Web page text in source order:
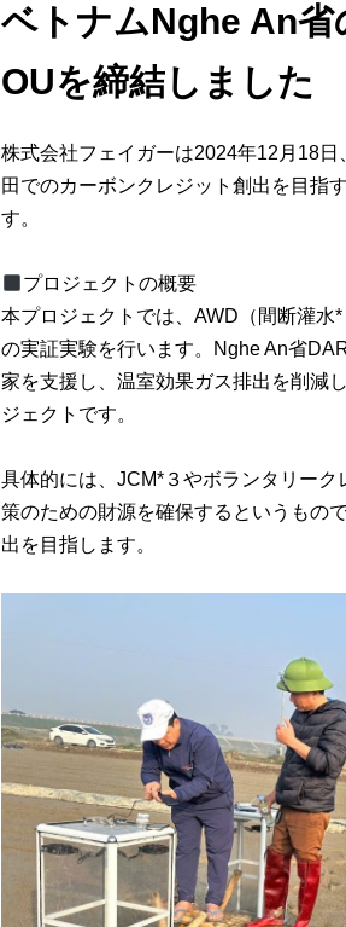
ベトナムNghe An省
OUを締結しました
株式会社フェイガーは2024年12月18
田でのカーボンクレジット創出を目指
す。
プロジェクトの概要
本プロジェクトでは、AWD（間断灌
の実証実験を行います。Nghe An省
家を支援し、温室効果ガス排出を削減
ジェクトです。
具体的には、JCM*３やボランタリー
策のための財源を確保するというもの
出を目指します。